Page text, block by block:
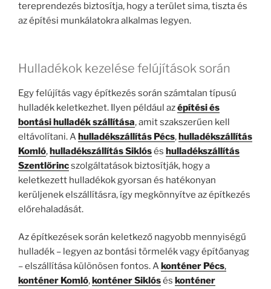
tereprendezés biztosítja, hogy a terület sima, tiszta és
az építési munkálatokra alkalmas legyen.
Hulladékok kezelése felújítások során
Egy felújítás vagy építkezés során számtalan típusú
hulladék keletkezhet. Ilyen például azépítési és
bontási hulladék szállítása, amit szakszerűen kell
eltávolítani. Ahulladékszállítás Pécs,hulladékszállítás
Komló,hulladékszállítás Siklósés hulladékszállítás
Szentlőrincszolgáltatások biztosítják, hogy a
keletkezett hulladékok gyorsan és hatékonyan
kerüljenek elszállításra, így megkönnyítve az építkezés
előrehaladását.
Az építkezések során keletkező nagyobb mennyiségű
hulladék – legyen az bontási törmelék vagy építőanyag
– elszállítása különösen fontos. A konténer Pécs,
konténer Komló, konténer Siklósés konténer